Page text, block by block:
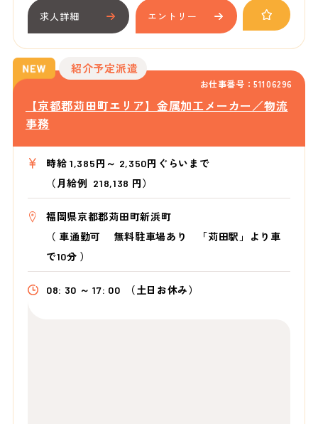
求人詳細 エントリー
お仕事番号：51106296
紹介予定派遣
【京都郡苅田町エリア】金属加工メーカー／物流
事務
時給 1,385円～ 2,350円ぐらいまで
（月給例 218,138 円）
福岡県京都郡苅田町新浜町
（ 車通勤可 無料駐車場あり 「苅田駅」より車
で10分 ）
08: 30 ～ 17: 00 （土日お休み）